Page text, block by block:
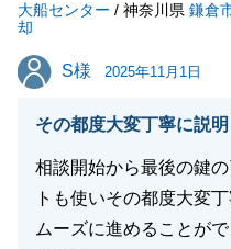
大船センター / 神奈川県 鎌倉
却
S様
S様 2025年11月1日
その都度大変丁寧に説
相談開始から最後の鍵
トも使いその都度大変
ムーズに進めることが